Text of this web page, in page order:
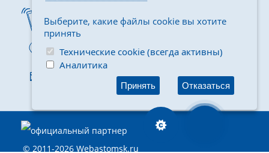
(Ежедневно с10-00до20-00)
г. Москва, Илимская
3Жс2
info@webastomsk.ru
© 2011-2026 Webastomsk.ru
Выберите, какие файлы cookie вы хотите
принять
Технические cookie (всегда активны)
Аналитика
Принять Отказаться